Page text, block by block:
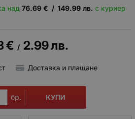
над 76.69 € / 149.99 лв. с куриер
€ / 2.99лв.
Доставка и плащане
бр. КУПИ